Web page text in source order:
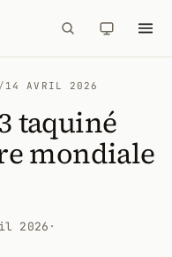
/ 14 AVRIL 2026
taquiné
mondiale
2026 ·